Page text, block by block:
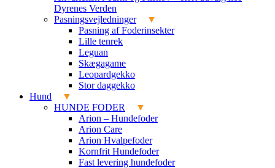
Dyrenes Verden
Pasningsvejledninger
Pasning af Foderinsekter
Lille tenrek
Leguan
Skægagame
Leopardgekko
Stor daggekko
Hund
HUNDE FODER
Arion – Hundefoder
Arion Care
Arion Hvalpefoder
Kornfrit Hundefoder
Fast levering hundefoder